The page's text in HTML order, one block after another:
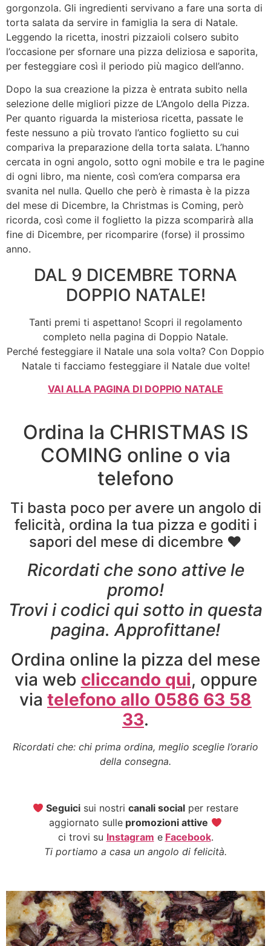
gorgonzola. Gli ingredienti servivano a fare una sorta di
torta salata da servire in famiglia la sera di Natale.
Leggendo la ricetta, inostri pizzaioli colsero subito
l’occasione per sfornare una pizza deliziosa e saporita,
per festeggiare così il periodo più magico dell’anno.
Dopo la sua creazione la pizza è entrata subito nella
selezione delle migliori pizze de L’Angolo della Pizza.
Per quanto riguarda la misteriosa ricetta, passate le
feste nessuno a più trovato l’antico foglietto su cui
compariva la preparazione della torta salata. L’hanno
cercata in ogni angolo, sotto ogni mobile e tra le pagine
di ogni libro, ma niente, così com’era comparsa era
svanita nel nulla. Quello che però è rimasta è la pizza
del mese di Dicembre, la Christmas is Coming, però
ricorda, così come il foglietto la pizza scomparirà alla
fine di Dicembre, per ricomparire (forse) il prossimo
anno.
DAL 9 DICEMBRE TORNA
DOPPIO NATALE!
Tanti premi ti aspettano! Scopri il regolamento
completo nella pagina di Doppio Natale.
Perché festeggiare il Natale una sola volta? Con Doppio
Natale ti facciamo festeggiare il Natale due volte!
VAI ALLA PAGINA DI DOPPIO NATALE
Ordina la CHRISTMAS IS
COMING online o via
telefono
Ti basta poco per avere un angolo di
felicità, ordina la tua pizza e goditi i
sapori del mese di dicembre ♥
Ricordati che sono attive le
promo!
Trovi i codici qui sotto in questa
pagina. Approfittane!
Ordina online la pizza del mese
via web cliccando qui, oppure
via telefono allo 0586 63 58
33.
Ricordati che: chi prima ordina, meglio sceglie l’orario
della consegna.
Seguici sui nostricanali social per restare
aggiornato sullepromozioni attive
ci trovi su Instagram e Facebook.
Ti portiamo a casa un angolo di felicità.